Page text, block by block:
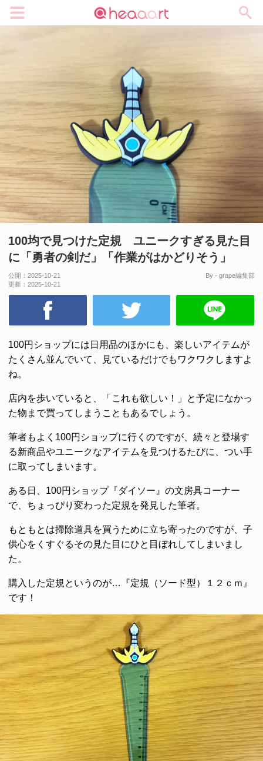
100均で見つけた定規 ユニークすぎる見た目
に「勇者の剣だ」「作業がはかどりそう」
公開： 2025-10-21
更新： 2025-10-21
By - grape編集部
100円ショップには日用品のほかにも、楽しいアイテムが
たくさん並んでいて、見ているだけでもワクワクしますよ
ね。
店内を歩いていると、「これも欲しい！」と予定になかっ
た物まで買ってしまうこともあるでしょう。
筆者もよく100円ショップに行くのですが、続々と登場す
る新商品やユニークなアイテムを見つけるたびに、つい手
に取ってしまいます。
ある日、100円ショップ『ダイソー』の文房具コーナー
で、ちょっぴり変わった定規を発見した筆者。
もともとは掃除道具を買うために立ち寄ったのですが、子
供心をくすぐるその見た目にひと目ぼれしてしまいまし
た。
購入した定規というのが…『定規（ソード型）１２ｃｍ』
です！